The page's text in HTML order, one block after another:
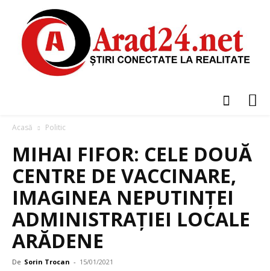
Acasă Politic
MIHAI FIFOR: CELE DOUĂ
CENTRE DE VACCINARE,
IMAGINEA NEPUTINȚEI
ADMINISTRAȚIEI LOCALE
ARĂDENE
De Sorin Trocan - 15/01/2021